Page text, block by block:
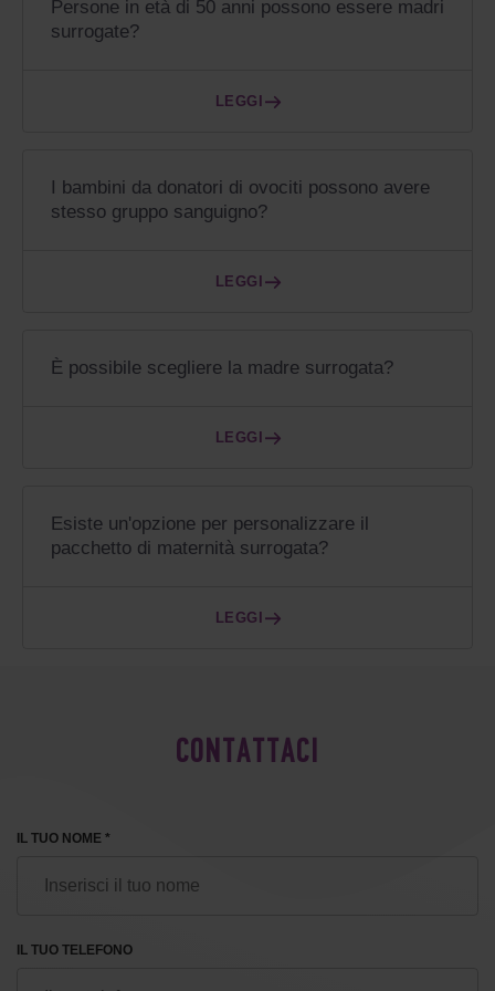
Persone in età di 50 anni possono essere madri
surrogate?
LEGGI
I bambini da donatori di ovociti possono avere
stesso gruppo sanguigno?
LEGGI
È possibile scegliere la madre surrogata?
LEGGI
Esiste un'opzione per personalizzare il
pacchetto di maternità surrogata?
LEGGI
CONTATTACI
IL TUO NOME *
IL TUO TELEFONO